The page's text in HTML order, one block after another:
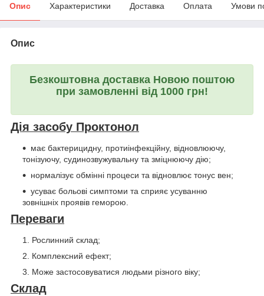
Опис Характеристики Доставка Оплата Умови
Опис
Безкоштовна доставка Новою поштою
при замовленні від 1000 грн!
Дія засобу Проктонол
має бактерицидну, протиінфекційну, відновлюючу,
тонізуючу, судинозвужувальну та зміцнюючу дію;
нормалізує обмінні процеси та відновлює тонус вен;
усуває больові симптоми та сприяє усуванню
зовнішніх проявів геморою.
Переваги
Рослинний склад;
Комплексний ефект;
Може застосовуватися людьми різного віку;
Склад